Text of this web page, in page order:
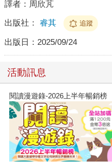
譯者： 周欣芃
出版社： 睿其 追蹤
出版日： 2025/09/24
活動訊息
閱讀漫遊錄-2026上半年暢銷榜